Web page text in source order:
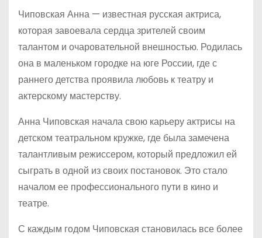
Чиповская Анна — известная русская актриса,
которая завоевала сердца зрителей своим
талантом и очаровательной внешностью. Родилась
она в маленьком городке на юге России, где с
раннего детства проявила любовь к театру и
актерскому мастерству.
Анна Чиповская начала свою карьеру актрисы на
детском театральном кружке, где была замечена
талантливым режиссером, который предложил ей
сыграть в одной из своих постановок. Это стало
началом ее профессионального пути в кино и
театре.
С каждым годом Чиповская становилась все более